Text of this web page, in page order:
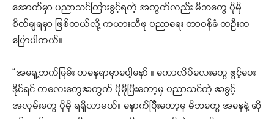
အောက်မှာ ပညာသင်ကြားခွင့်ရတဲ့ အတွက်လည်း မိဘတွေ ပိုမို
စိတ်ချရမှာ ဖြစ်တယ်လို့ ကယားလီဖု ပညာရေး တာဝန်ခံ တဦးက
ပြောပါတယ်။
“အရှေ့ဘက်ခြမ်း တနေရာမှာပေါ့နော် ။ ကောလိပ်လေးတွေ ဖွင့်ပေး
နိုင်ရင် ကလေးတွေအတွက် ပိုမိုပြီးတော့မှ ပညာသင်တဲ့ အခွင့်
အလှမ်းတွေ ပိုမို ရရှိလာမယ်။ နောက်ပြီးတော့မှ မိဘတွေ အနေနဲ့ ဆို